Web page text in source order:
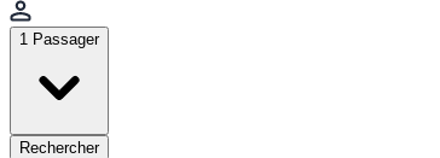
1 Passager
Rechercher